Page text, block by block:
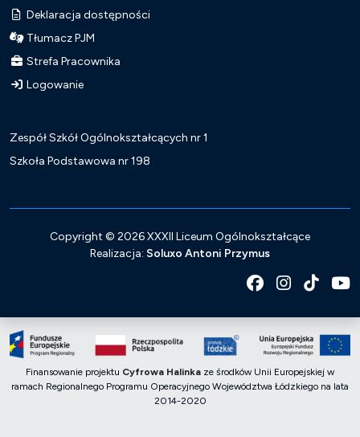
Deklaracja dostępności
Tłumacz PJM
Strefa Pracownika
Logowanie
Zespół Szkół Ogólnokształcących nr 1
Szkoła Podstawowa nr 198
Copyright © 2026 XXXII Liceum Ogólnokształcące
Realizacja: Soluxo Antoni Przymus
FacebookInstagram
TikTok
Finansowanie projektu Cyfrowa Halinka ze środków Unii Europejskiej w
ramach Regionalnego Programu Operacyjnego Województwa Łódzkiego na lata
2014-2020